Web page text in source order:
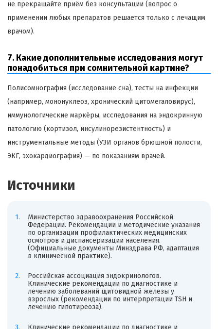
не прекращайте приём без консультации (вопрос о
применении любых препаратов решается только с лечащим
врачом).
7. Какие дополнительные исследования могут
понадобиться при сомнительной картине?
Полисомнография (исследование сна), тесты на инфекции
(например, мононуклеоз, хронический цитомегаловирус),
иммунологические маркёры, исследования на эндокринную
патологию (кортизол, инсулинорезистентность) и
инструментальные методы (УЗИ органов брюшной полости,
ЭКГ, эхокардиография) — по показаниям врачей.
Источники
Министерство здравоохранения Российской
Федерации. Рекомендации и методические указания
по организации профилактических медицинских
осмотров и диспансеризации населения.
(Официальные документы Минздрава РФ, адаптация
в клинической практике).
Российская ассоциация эндокринологов.
Клинические рекомендации по диагностике и
лечению заболеваний щитовидной железы у
взрослых (рекомендации по интерпретации TSH и
лечению гипотиреоза).
Клинические рекомендации по диагностике и